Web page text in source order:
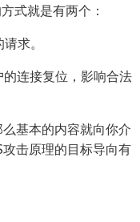
式就是有两个：
求。
连接复位，影响合法
基本的内容就向你介
击原理的目标导向有